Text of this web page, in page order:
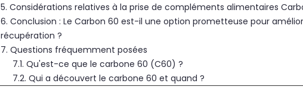
5. Considérations relatives à la prise de compléments alimentaires
6. Conclusion : Le Carbon 60 est-il une option prometteuse pour
récupération ?
7. Questions fréquemment posées
7.1. Qu'est-ce que le carbone 60 (C60) ?
7.2. Qui a découvert le carbone 60 et quand ?